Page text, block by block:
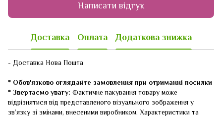
Написати відгук
Доставка Оплата Додаткова знижка
- Доставка Нова Пошта
* Обов'язково оглядайте замовлення при отриманні посилки
* Звертаємо увагу: Фактичне пакування товару може
відрізнятися від представленого візуального зображення у
зв’язку зі змінами, внесеними виробником. Характеристики та